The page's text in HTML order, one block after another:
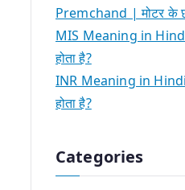
Premchand | मोटर के
MIS Meaning in Hindi
होता है?
INR Meaning in Hindi
होता है?
Categories